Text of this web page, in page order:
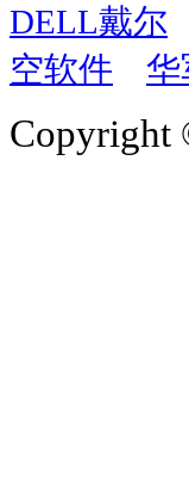
DELL戴尔
空软件
华
Copyright